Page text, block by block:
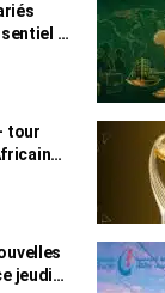
de
tour
jeudi